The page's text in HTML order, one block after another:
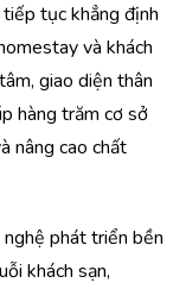
tục khẳng định
và khách
giao diện thân
hàng trăm cơ sở
nâng cao chất
phát triển bền
khách sạn,